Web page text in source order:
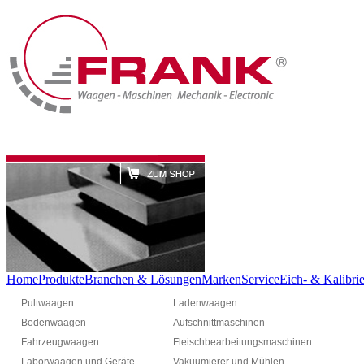
HomeProdukteBranchen & LösungenMarkenServiceEich- &
Pultwaagen
Bodenwaagen
Fahrzeugwaagen
Laborwaagen und Geräte
Ladenwaagen
Aufschnittmaschinen
Fleischbearbeitungsmaschinen
Vakuumierer und Mühlen